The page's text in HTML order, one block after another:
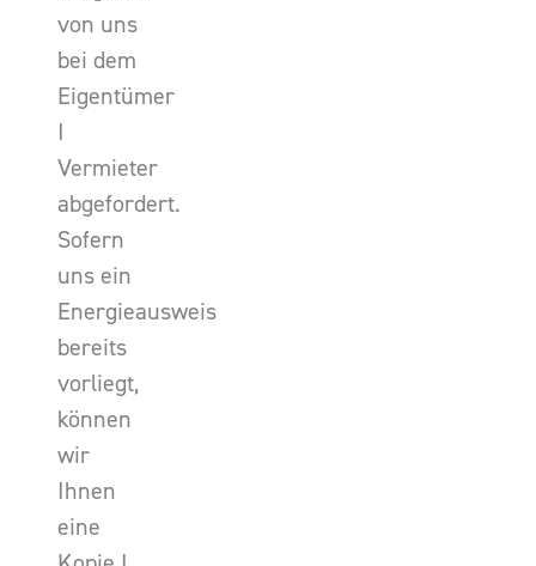
von uns
bei dem
Eigentümer
I
Vermieter
abgefordert.
Sofern
uns ein
Energieausweis
bereits
vorliegt,
können
wir
Ihnen
eine